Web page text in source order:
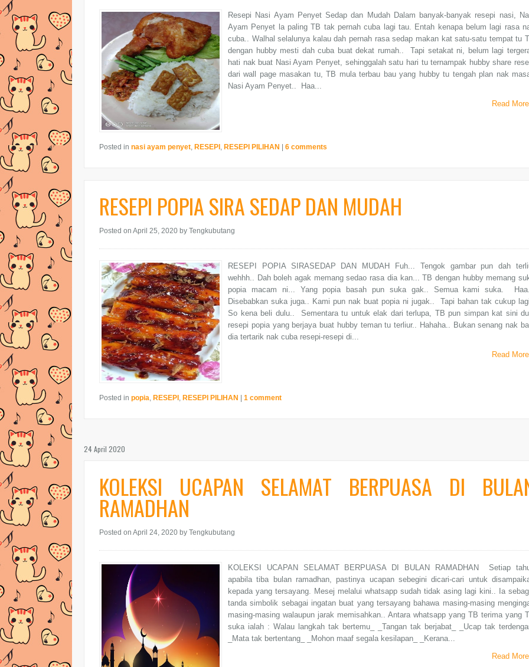
Resepi Nasi Ayam Penyet Sedap dan Mudah Dalam banyak-banyak resepi nasi,
Ayam Penyet la paling TB tak pernah cuba lagi tau. Entah kenapa belum lagi rasa
cuba.. Walhal selalunya kalau dah pernah rasa sedap makan kat satu-satu tempat tu
dengan hubby mesti dah cuba buat dekat rumah.. Tapi setakat ni, belum lagi
hati nak buat Nasi Ayam Penyet, sehinggalah satu hari tu ternampak hubby share
dari wall page masakan tu, TB mula terbau bau yang hubby tu tengah plan nak
Nasi Ayam Penyet.. Haa...
Read More
Posted in nasi ayam penyet, RESEPI , RESEPI PILIHAN 6 comments
RESEPI POPIA SIRA SEDAP DAN MUDAH
Posted on April 25, 2020 by Tengkubutang
RESEPI POPIA SIRASEDAP DAN MUDAH Fuh... Tengok gambar pun dah
wehhh.. Dah boleh agak memang sedao rasa dia kan... TB dengan hubby memang
popia macam ni... Yang popia basah pun suka gak.. Semua kami suka.
Disebabkan suka juga.. Kami pun nak buat popia ni jugak.. Tapi bahan tak cukup
So kena beli dulu.. Sementara tu untuk elak dari terlupa, TB pun simpan kat sini
resepi popia yang berjaya buat hubby teman tu terliur.. Hahaha.. Bukan senang nak
dia tertarik nak cuba resepi-resepi di...
Read More
Posted in popia, RESEPI , RESEPI PILIHAN 1 comment
24 April 2020
KOLEKSI UCAPAN SELAMAT BERPUASA DI
RAMADHAN
Posted on April 24, 2020 by Tengkubutang
KOLEKSI UCAPAN SELAMAT BERPUASA DI BULAN RAMADHAN Setiap
apabila tiba bulan ramadhan, pastinya ucapan sebegini dicari-cari untuk
kepada yang tersayang. Mesej melalui whatsapp sudah tidak asing lagi kini.. Ia
tanda simbolik sebagai ingatan buat yang tersayang bahawa masing-masing
masing-masing walaupun jarak memisahkan.. Antara whatsapp yang TB terima yang
suka ialah : Walau langkah tak bertemu_ _Tangan tak berjabat_ _Ucap tak
_Mata tak bertentang_ _Mohon maaf segala kesilapan_ _Kerana...
Read More